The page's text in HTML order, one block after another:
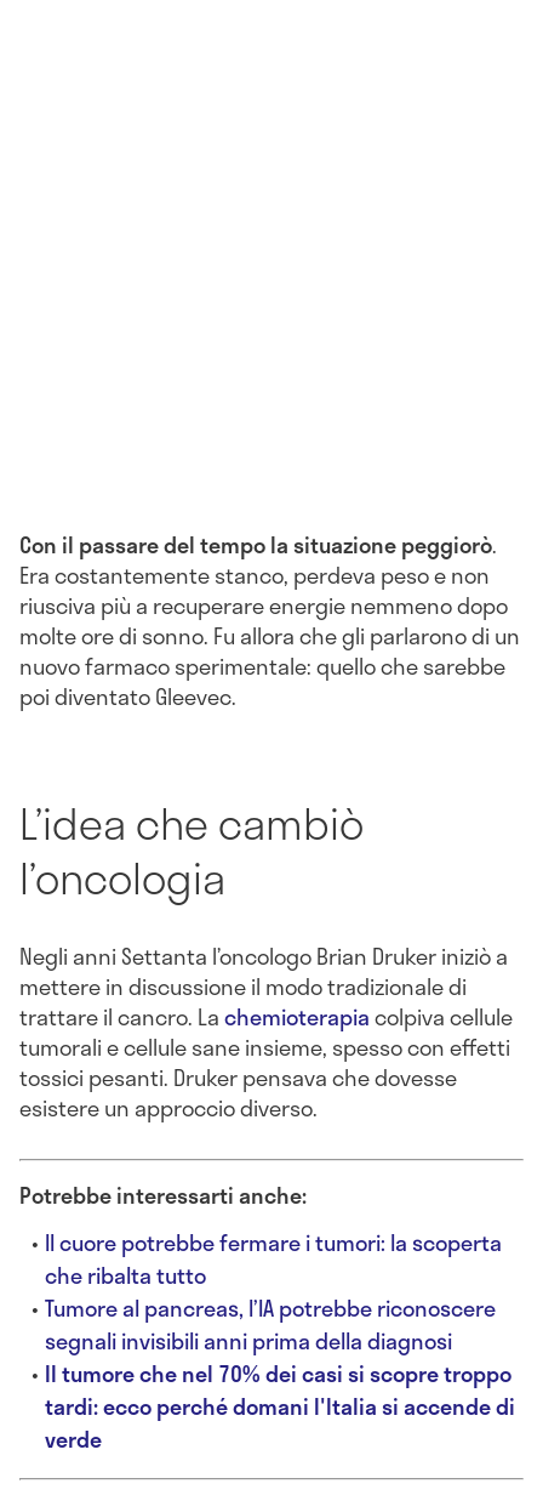
Con il passare del tempo la situazione peggiorò.
Era costantemente stanco, perdeva peso e non
riusciva più a recuperare energie nemmeno dopo
molte ore di sonno. Fu allora che gli parlarono di un
nuovo farmaco sperimentale: quello che sarebbe
poi diventato Gleevec.
L’idea che cambiò
l’oncologia
Negli anni Settanta l’oncologo Brian Druker iniziò a
mettere in discussione il modo tradizionale di
trattare il cancro. Lachemioterapiacolpiva cellule
tumorali e cellule sane insieme, spesso con effetti
tossici pesanti. Druker pensava che dovesse
esistere un approccio diverso.
Potrebbe interessarti anche:
Il cuore potrebbe fermare i tumori: la scoperta
che ribalta tutto
Tumore al pancreas, l’IA potrebbe riconoscere
segnali invisibili anni prima della diagnosi
Il tumore che nel 70% dei casi si scopre troppo
tardi: ecco perché domani l'Italia si accende di
verde